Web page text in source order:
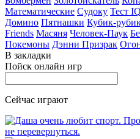
Математические Судоку Тест IQ
Домино Пятнашки Кубик-
Friends Масяня Человек-Паук
Покемоны Дэнни Призрак
В закладки
Пойск онлайн игр
Сейчас играют